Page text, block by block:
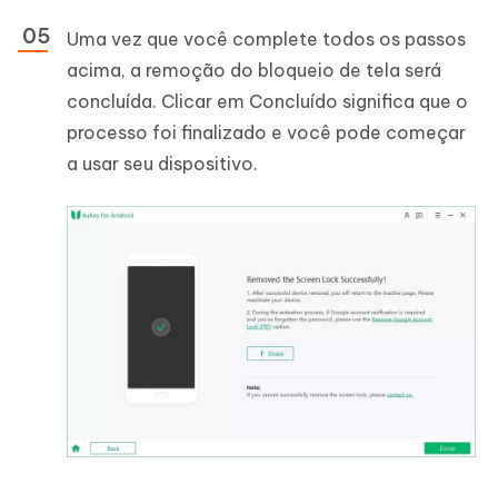
Uma vez que você complete todos os passos
acima, a remoção do bloqueio de tela será
concluída. Clicar em Concluído significa que o
processo foi finalizado e você pode começar
a usar seu dispositivo.